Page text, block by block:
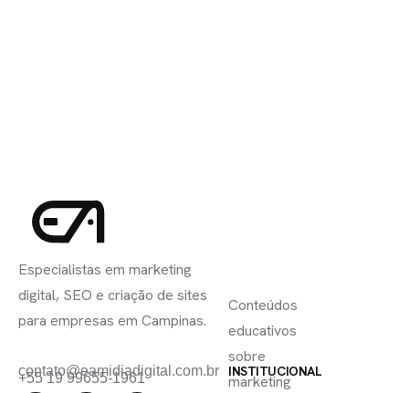
Especialistas em marketing
digital, SEO e criação de sites
para empresas em Campinas.
contato@eamidiadigital.com.br
+55 19 99655-1961 INSTITUCIONAL
Conteúdos
educativos
sobre
marketing